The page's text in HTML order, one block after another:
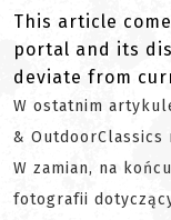
This article
portal and its
deviate from
W ostatnim
& OutdoorClassics
W zamian, na
fotografii